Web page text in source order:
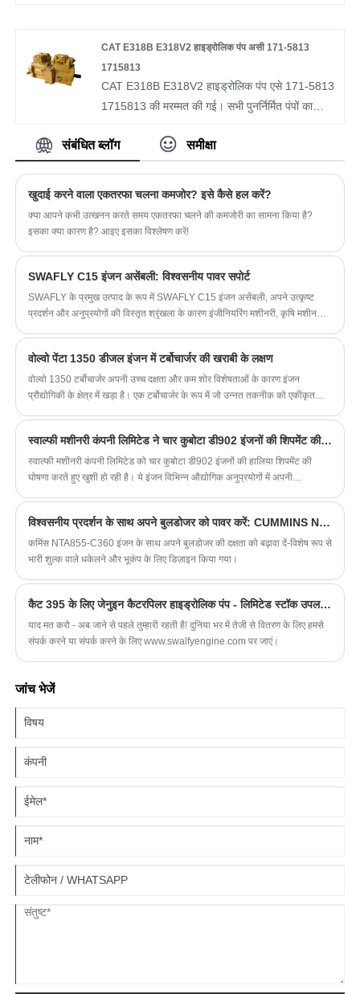
CAT E318B E318V2 हाइड्रोलिक पंप असी 171-5813
1715813
CAT E318B E318V2 हाइड्रोलिक पंप एसे 171-5813
1715813 की मरम्मत की गई। सभी पुनर्निर्मित पंपों का
कंस्ट्रक्शन मशीनरी इक्विपमेंट कं, लिमिटेड थोक बेचता है
(रोटरी) स्विंग मोटर्स हाइड्रोलिक ट्रैवल मोटर्स, हाइड्रोलिक
वितरण वाल्व, हाइड्रोलिक गियर पंप और हाइड्रोलिक पंप
स्पेयर पार्ट्स बेचता है। हाइड्रोलिक पेशेवर वितरक
संबंधित ब्लॉग समीक्षा
खुदाई करने वाला एकतरफा चलना कमजोर? इसे कैसे हल करें?
क्या आपने कभी उत्खनन करते समय एकतरफा चलने की कमजोरी का सामना किया है?
इसका क्या कारण है? आइए इसका विश्लेषण करें!
SWAFLY C15 इंजन असेंबली: विश्वसनीय पावर सपोर्ट
SWAFLY के प्रमुख उत्पाद के रूप में SWAFLY C15 इंजन असेंबली, अपने उत्कृष्ट
प्रदर्शन और अनुप्रयोगों की विस्तृत श्रृंखला के कारण इंजीनियरिंग मशीनरी, कृषि मशीनरी
उत्कृष्टता के लिए प्रयास करने के निरंतर नवाचार और विनिर्माण दर्शन से भी अविभाज्य है।
वोल्वो पेंटा 1350 डीजल इंजन में टर्बोचार्जर की खराबी के लक्षण
वोल्वो 1350 टर्बोचार्जर अपनी उच्च दक्षता और कम शोर विशेषताओं के कारण इंजन
प्रौद्योगिकी के क्षेत्र में खड़ा है। एक टर्बोचार्जर के रूप में जो उन्नत तकनीक को एकीकृत
स्वाल्फी मशीनरी कंपनी लिमिटेड ने चार कुबोटा डी902 इंजनों की शिपमेंट की घोषणा की
स्वाल्फी मशीनरी कंपनी लिमिटेड को चार कुबोटा डी902 इंजनों की हालिया शिपमेंट की
घोषणा करते हुए खुशी हो रही है। ये इंजन विभिन्न औद्योगिक अनुप्रयोगों में अपनी
विश्वसनीय प्रदर्शन के साथ अपने बुलडोजर को पावर करें: CUMMINS NTA855-C360 इंजन
कमिंस NTA855-C360 इंजन के साथ अपने बुलडोजर की दक्षता को बढ़ावा दें-विशेष रूप से
भारी शुल्क वाले धकेलने और भूकंप के लिए डिज़ाइन किया गया।
कैट 395 के लिए जेनुइन कैटरपिलर हाइड्रोलिक पंप - लिमिटेड स्टॉक उपलब्ध!
याद मत करो - अब जाने से पहले तुम्हारी रहती है! दुनिया भर में तेजी से वितरण के लिए हमसे
संपर्क करने या संपर्क करने के लिए www.swalfyengine.com पर जाएं।
जांच भेजें